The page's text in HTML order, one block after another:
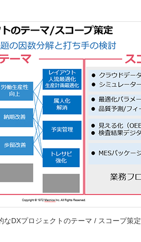
なDXプロジェクトのテーマ / スコープ策定